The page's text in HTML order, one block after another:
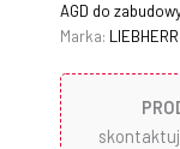
AGD do
Marka: LIEBHERR